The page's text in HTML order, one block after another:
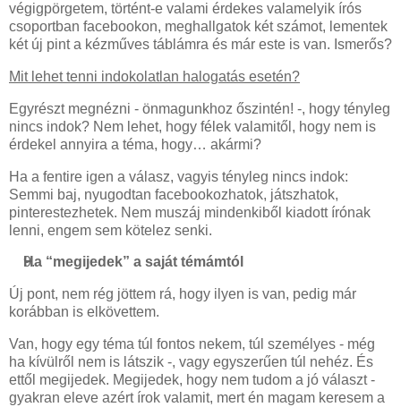
végigpörgetem, történt-e valami érdekes valamelyik írós
csoportban facebookon, meghallgatok két számot, lementek
két új pint a kézműves táblámra és már este is van. Ismerős?
Mit lehet tenni indokolatlan halogatás esetén?
Egyrészt megnézni - önmagunkhoz őszintén! -, hogy tényleg
nincs indok? Nem lehet, hogy félek valamitől, hogy nem is
érdekel annyira a téma, hogy… akármi?
Ha a fentire igen a válasz, vagyis tényleg nincs indok:
Semmi baj, nyugodtan facebookozhatok, játszhatok,
pinterestezhetek. Nem muszáj mindenkiből kiadott írónak
lenni, engem sem kötelez senki.
Ha “megijedek” a saját témámtól
Új pont, nem rég jöttem rá, hogy ilyen is van, pedig már
korábban is elkövettem.
Van, hogy egy téma túl fontos nekem, túl személyes - még
ha kívülről nem is látszik -, vagy egyszerűen túl nehéz. És
ettől megijedek. Megijedek, hogy nem tudom a jó választ -
gyakran eleve azért írok valamit, mert én magam keresem a